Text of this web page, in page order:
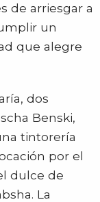
de arriesgar a
un
que alegre
dos
Benski,
tintorería
por el
dulce de
La